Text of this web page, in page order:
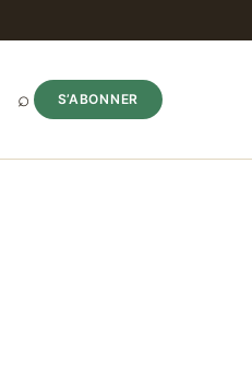
⌕ S’ABONNER